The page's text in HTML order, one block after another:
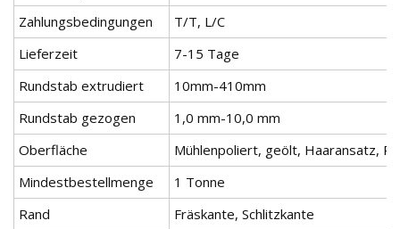
Zahlungsbedingungen
T/T, L/C
Lieferzeit
7-15 Tage
Rundstab extrudiert
10mm-410mm
Rundstab gezogen
1,0 mm-10,0 mm
Oberfläche
Mühlenpoliert, geölt, Haaransatz,
Mindestbestellmenge
1 Tonne
Rand
Fräskante, Schlitzkante